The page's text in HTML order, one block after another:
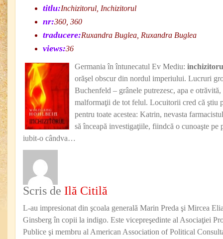
titlu:Inchizitorul, Inchizitorul
nr:360, 360
traducere:Ruxandra Buglea, Ruxandra Buglea
views:36
Germania în întunecatul Ev Mediu:
orăşel obscur din nordul imperiului. Lucruri
Buchenfeld – grânele putrezesc, apa e
malformaţii de tot felul. Locuitorii cred că ştiu
pentru toate acestea: Katrin, nevasta
să înceapă investigaţiile, fiindcă o cunoaşte pe
iubit-o cândva…
Scris de Ilă Citilă
L-au impresionat din şcoala generală Marin Preda şi Mircea
Ginsberg în copii la indigo. Este vicepreşedinte al Asociaţiei
Publice şi membru al American Association of Political